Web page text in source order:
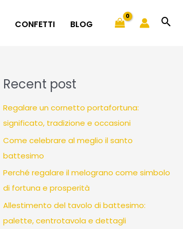
CONFETTI BLOG
Recent post
Regalare un cornetto portafortuna:
significato, tradizione e occasioni
Come celebrare al meglio il santo
battesimo
Perché regalare il melograno come simbolo
di fortuna e prosperità
Allestimento del tavolo di battesimo:
palette, centrotavola e dettagli